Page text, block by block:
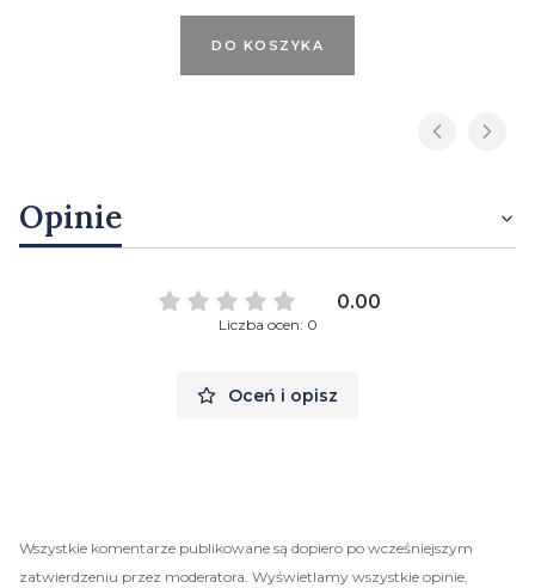
DO KOSZYKA
Opinie
0.00
Liczba ocen: 0
Oceń i opisz
Wszystkie komentarze publikowane są dopiero po wcześniejszym
zatwierdzeniu przez moderatora. Wyświetlamy wszystkie opinie,